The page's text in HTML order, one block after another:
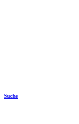
Suche